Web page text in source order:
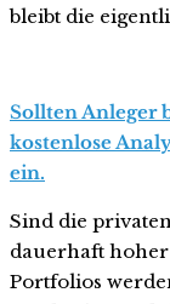
bleibt die
Sollten Anleger
kostenlose
ein.
Sind die
dauerhaft
Portfolios